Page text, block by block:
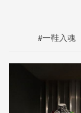
#一鞋入魂